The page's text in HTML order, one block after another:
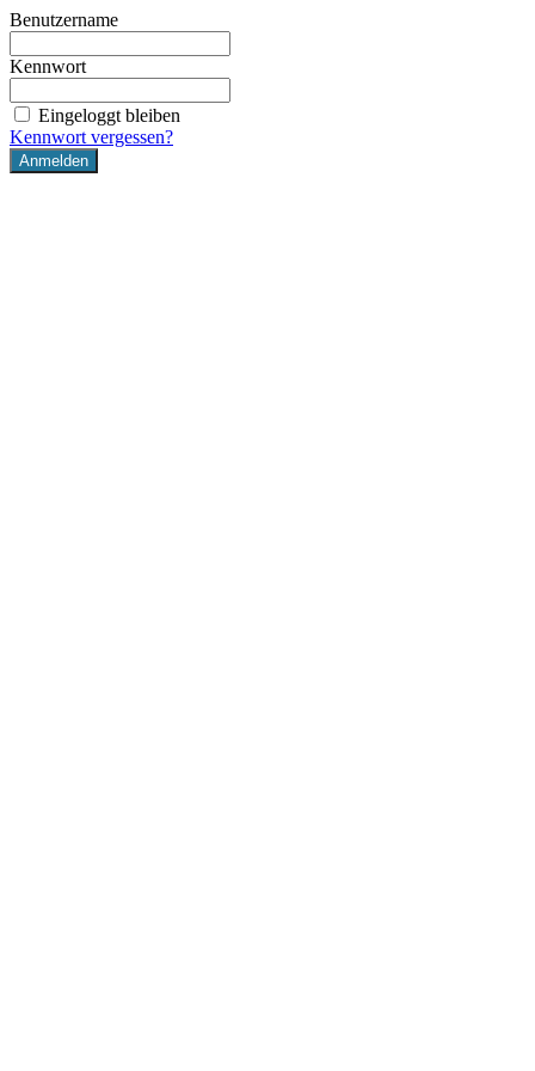
Benutzername
Kennwort
Eingeloggt bleiben
Kennwort vergessen?